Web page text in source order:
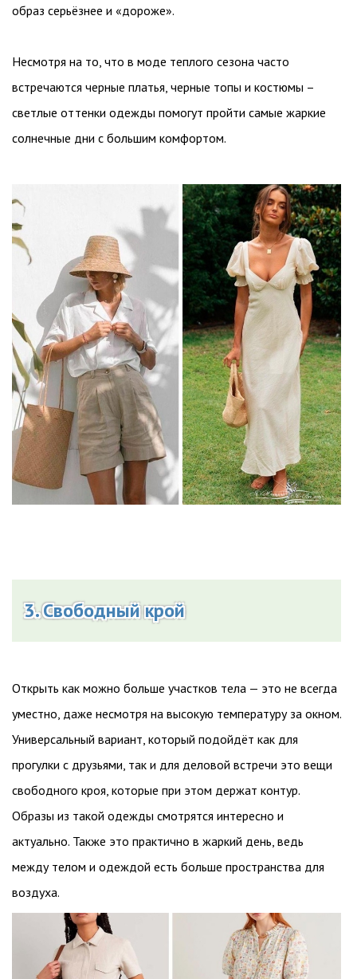
образ серьёзнее и «дороже».
Несмотря на то, что в моде теплого сезона часто
встречаются черные платья, черные топы и костюмы –
светлые оттенки одежды помогут пройти самые жаркие
солнечные дни с большим комфортом.
3. Свободный крой
Открыть как можно больше участков тела — это не всегда
уместно, даже несмотря на высокую температуру за окном.
Универсальный вариант, который подойдёт как для
прогулки с друзьями, так и для деловой встречи это вещи
свободного кроя, которые при этом держат контур.
Образы из такой одежды смотрятся интересно и
актуально. Также это практично в жаркий день, ведь
между телом и одеждой есть больше пространства для
воздуха.